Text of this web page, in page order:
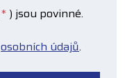
* ) jsou povinné.
osobních údajů.